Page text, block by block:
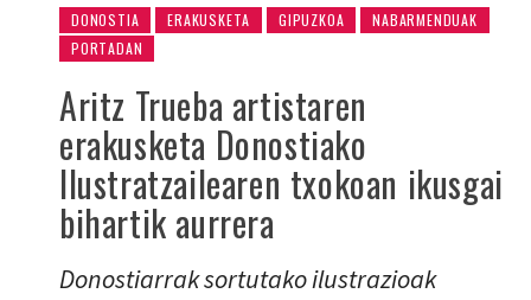
DONOSTIA ERAKUSKETA GIPUZKOA
NABARMENDUAK
PORTADAN
Aritz Trueba artistaren
erakusketa Donostiako
Ilustratzailearen txokoan ikusgai
bihartik aurrera
Donostiarrak sortutako ilustrazioak